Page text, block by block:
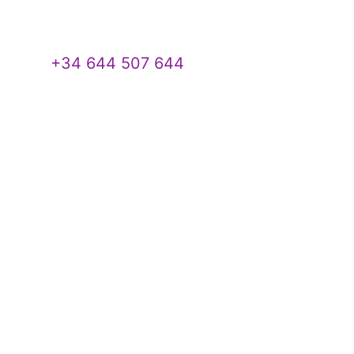
+34 644 507 644